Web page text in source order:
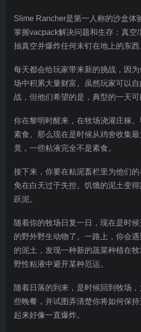
Slime Rancher是第一人称的沙盒体
掌握vacpack解决问题和生存：真空
抽真空并爆炸任何未钉在地上的东西
每天都会给玩家带来新的挑战，因
场中积累大量财富。虽然玩家可以
战，但他们希望的是，典型的一天可
你在黎明时醒来，在牧场浇灌庄稼
素食。那么现在是时候从鸡舍收集
竟，一些粘液完全不是素食。
接下来，你要在粘泥畜栏里为他们
免在白天过于失控。饥饿的泥土变
跃泥。
随着你的牧场日复一日，现在是时
的野外野生动物了。一路上，你会
的泥土，发现一种新的蔬菜种植在
野性粘液中避开某种厄运。
随着日落的到来，是时候回到牧场
些晚餐，并试图弄清楚你将如何保
起来好像一直爆炸。